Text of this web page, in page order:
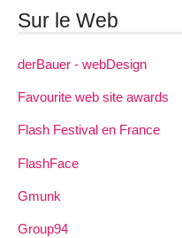
Sur le Web
derBauer - webDesign
Favourite web site awards
Flash Festival en France
FlashFace
Gmunk
Group94